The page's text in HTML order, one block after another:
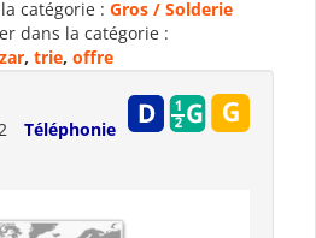
catégorie : Gros / Solderie
dans la catégorie :
, trie, offre
Téléphonie